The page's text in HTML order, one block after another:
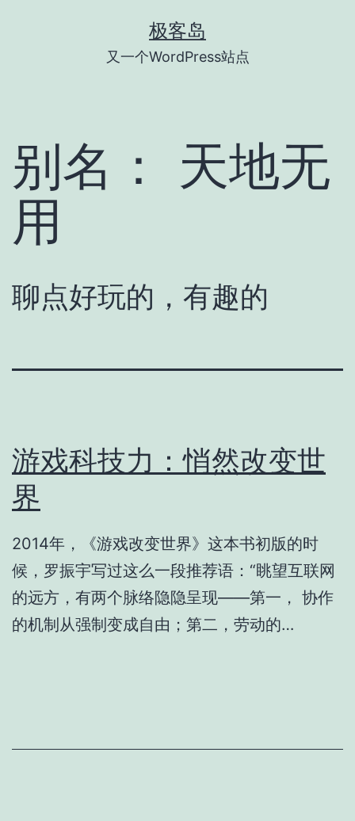
极客岛
又一个WordPress站点
别名： 天地无
用
聊点好玩的，有趣的
游戏科技力：悄然改变世
界
2014年，《游戏改变世界》这本书初版的时
候，罗振宇写过这么一段推荐语：“眺望互联网
的远方，有两个脉络隐隐呈现——第一， 协作
的机制从强制变成自由；第二，劳动的…